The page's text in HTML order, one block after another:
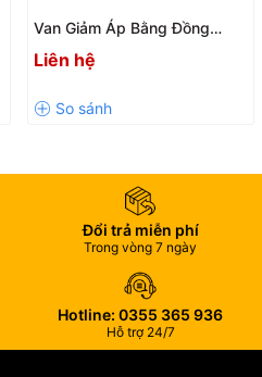
Van Giảm Áp Bằng Đồng
Dùng Cho Nước BPRV200
Arita Malaysia – Chính Hãng
Liên hệ
Đổi trả miễn phí
Trong vòng 7 ngày
Hotline: 0355 365 936
Hỗ trợ 24/7